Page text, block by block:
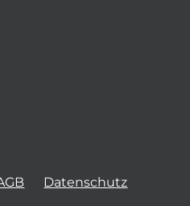
Datenschutz